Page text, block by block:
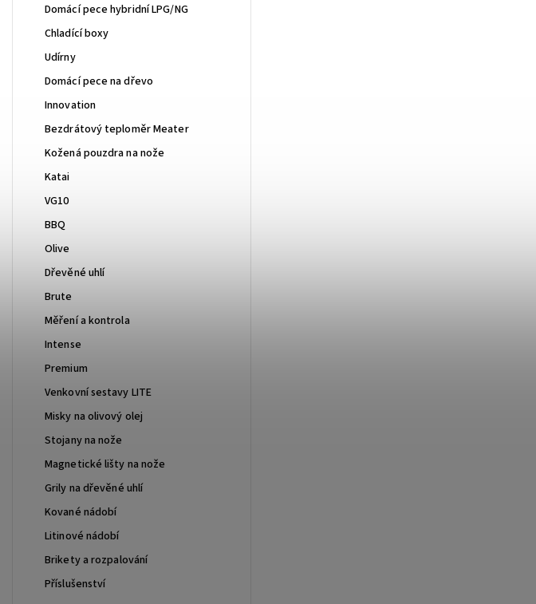
Domácí pece hybridní LPG/NG
Chladící boxy
Udírny
Domácí pece na dřevo
Innovation
Bezdrátový teploměr Meater
Kožená pouzdra na nože
Katai
VG10
BBQ
Olive
Dřevěné uhlí
Brute
Měření a kontrola
Intense
Premium
Venkovní sestavy LITE
Misky na olivový olej
Stojany na nože
Magnetické lišty na nože
Grily na dřevěné uhlí
Kované nádobí
Litinové nádobí
Brikety a rozpalování
Příslušenství